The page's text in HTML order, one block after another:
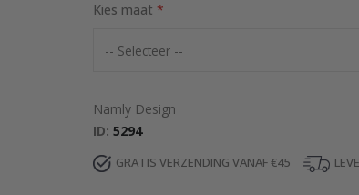
Kies maat
Namly Design
ID 5294
GRATIS VERZENDING VANAF €45